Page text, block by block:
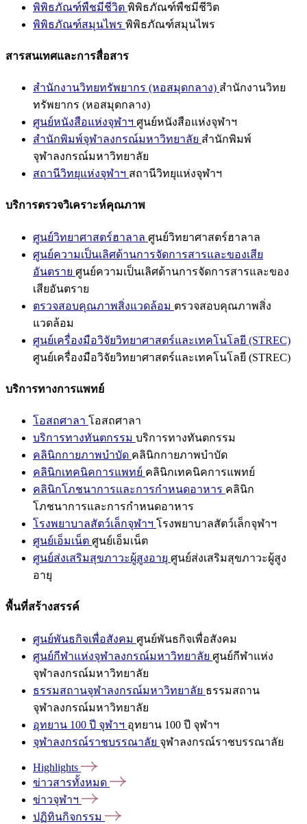
พิพิธภัณฑ์พืชมีชีวิต พิพิธภัณฑ์พืชมีชีวิต
พิพิธภัณฑ์สมุนไพร พิพิธภัณฑ์สมุนไพร
สารสนเทศและการสื่อสาร
สำนักงานวิทยทรัพยากร (หอสมุดกลาง) สำนักงานวิทย
ทรัพยากร (หอสมุดกลาง)
ศูนย์หนังสือแห่งจุฬาฯ ศูนย์หนังสือแห่งจุฬาฯ
สำนักพิมพ์จุฬาลงกรณ์มหาวิทยาลัย สำนักพิมพ์
จุฬาลงกรณ์มหาวิทยาลัย
สถานีวิทยุแห่งจุฬาฯ สถานีวิทยุแห่งจุฬาฯ
บริการตรวจวิเคราะห์คุณภาพ
ศูนย์วิทยาศาสตร์ฮาลาล ศูนย์วิทยาศาสตร์ฮาลาล
ศูนย์ความเป็นเลิศด้านการจัดการสารและของเสีย
อันตราย ศูนย์ความเป็นเลิศด้านการจัดการสารและของ
เสียอันตราย
ตรวจสอบคุณภาพสิ่งแวดล้อม ตรวจสอบคุณภาพสิ่ง
แวดล้อม
ศูนย์เครื่องมือวิจัยวิทยาศาสตร์และเทคโนโลยี (STREC)
ศูนย์เครื่องมือวิจัยวิทยาศาสตร์และเทคโนโลยี (STREC)
บริการทางการแพทย์
โอสถศาลา โอสถศาลา
บริการทางทันตกรรม บริการทางทันตกรรม
คลินิกกายภาพบำบัด คลินิกกายภาพบำบัด
คลินิกเทคนิคการแพทย์ คลินิกเทคนิคการแพทย์
คลินิกโภชนาการและการกำหนดอาหาร คลินิก
โภชนาการและการกำหนดอาหาร
โรงพยาบาลสัตว์เล็กจุฬาฯ โรงพยาบาลสัตว์เล็กจุฬาฯ
ศูนย์เอ็มเน็ต ศูนย์เอ็มเน็ต
ศูนย์ส่งเสริมสุขภาวะผู้สูงอายุ ศูนย์ส่งเสริมสุขภาวะผู้สูง
อายุ
พื้นที่สร้างสรรค์
ศูนย์พันธกิจเพื่อสังคม ศูนย์พันธกิจเพื่อสังคม
ศูนย์กีฬาแห่งจุฬาลงกรณ์มหาวิทยาลัย ศูนย์กีฬาแห่ง
จุฬาลงกรณ์มหาวิทยาลัย
ธรรมสถานจุฬาลงกรณ์มหาวิทยาลัย ธรรมสถาน
จุฬาลงกรณ์มหาวิทยาลัย
อุทยาน 100 ปี จุฬาฯ อุทยาน 100 ปี จุฬาฯ
จุฬาลงกรณ์ราชบรรณาลัย จุฬาลงกรณ์ราชบรรณาลัย
Highlights
ข่าวสารทั้งหมด
ข่าวจุฬาฯ
ปฏิทินกิจกรรม